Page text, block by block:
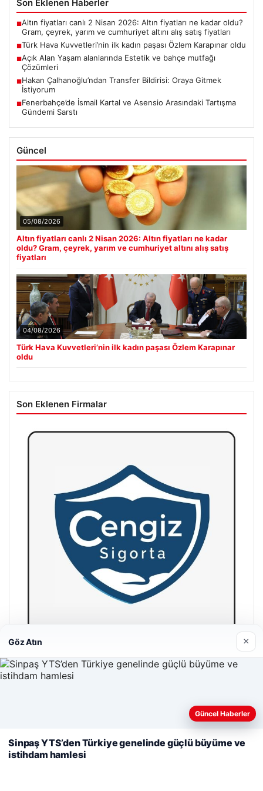
Son Eklenen Haberler
■Altın fiyatları canlı 2 Nisan 2026: Altın fiyatları ne kadar oldu?
Gram, çeyrek, yarım ve cumhuriyet altını alış satış fiyatları
■Türk Hava Kuvvetleri’nin ilk kadın paşası Özlem Karapınar oldu
■Açık Alan Yaşam alanlarında Estetik ve bahçe mutfağı
Çözümleri
■Hakan Çalhanoğlu’ndan Transfer Bildirisi: Oraya Gitmek
İstiyorum
■Fenerbahçe’de İsmail Kartal ve Asensio Arasındaki Tartışma
Gündemi Sarstı
Güncel
05/08/2026
Altın fiyatları canlı 2 Nisan 2026: Altın fiyatları ne kadar
oldu? Gram, çeyrek, yarım ve cumhuriyet altını alış satış
fiyatları
04/08/2026
Türk Hava Kuvvetleri’nin ilk kadın paşası Özlem Karapınar
oldu
Son Eklenen Firmalar
Cengiz Sigorta
23/06/2026
Web sitemizi nasıl kullandığınızı daha iyi anlayabilmek,
kullanıyoruz.Çerez Politikamız
Reddet Kabul Et
Göz Atın ×
Güncel Haberler
Sinpaş YTS’den Türkiye genelinde güçlü büyüme ve
istihdam hamlesi